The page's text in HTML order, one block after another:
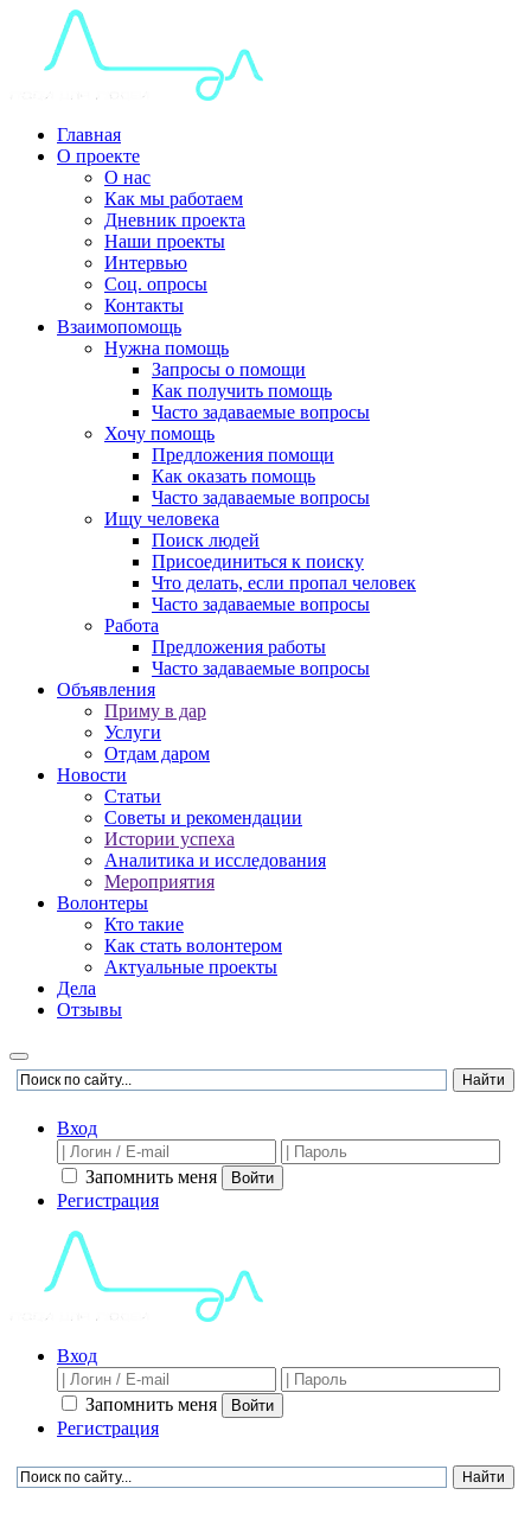
Главная
О проекте
О нас
Как мы работаем
Дневник проекта
Наши проекты
Интервью
Соц. опросы
Контакты
Взаимопомощь
Нужна помощь
Запросы о помощи
Как получить помощь
Часто задаваемые вопросы
Хочу помощь
Предложения помощи
Как оказать помощь
Часто задаваемые вопросы
Ищу человека
Поиск людей
Присоединиться к поиску
Что делать, если пропал человек
Часто задаваемые вопросы
Работа
Предложения работы
Часто задаваемые вопросы
Объявления
Приму в дар
Услуги
Отдам даром
Новости
Статьи
Советы и рекомендации
Истории успеха
Аналитика и исследования
Мероприятия
Волонтеры
Кто такие
Как стать волонтером
Актуальные проекты
Дела
Отзывы
Вход
Запомнить меня Войти
Регистрация
Вход
Запомнить меня Войти
Регистрация